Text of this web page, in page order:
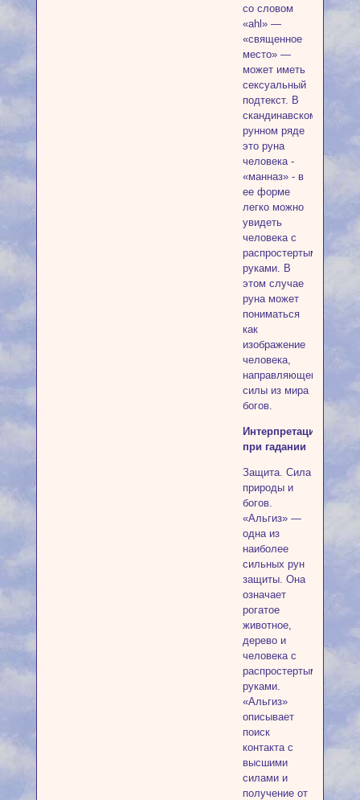
со словом
«ahl» —
«священное
место» —
может иметь
сексуальный
подтекст. В
скандинавском
рунном ряде
это руна
человека -
«манназ» - в
ее форме
легко можно
увидеть
человека с
распростертыми
руками. В
этом случае
руна может
пониматься
как
изображение
человека,
направляющего
силы из мира
богов.
Интерпретация
при гадании
Защита. Сила
природы и
богов.
«Альгиз» —
одна из
наиболее
сильных рун
защиты. Она
означает
рогатое
животное,
дерево и
человека с
распростертыми
руками.
«Альгиз»
описывает
поиск
контакта с
высшими
силами и
получение от